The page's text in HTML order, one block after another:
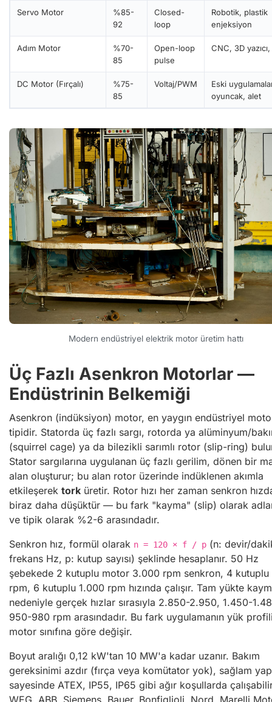
Servo Motor
%85-
92
Closed-
loop
Robotik, plastik
enjeksiyon
Adım Motor
%70-
85
Open-loop
pulse
CNC, 3D
DC Motor (Fırçalı)
%75-
85
Voltaj/PWM
Eski
oyuncak, alet
Modern endüstriyel elektrik motor üretim hattı
Üç Fazlı Asenkron Motorlar —
Endüstrinin Belkemiği
Asenkron (indüksiyon) motor, en yaygın endüstriyel
tipidir. Statorda üç fazlı sargı, rotorda ya alüminyum/
(squirrel cage) ya da bilezikli sarımlı rotor (slip-ring)
Stator sargılarına uygulanan üç fazlı gerilim, dönen bir
alan oluşturur; bu alan rotor üzerinde indüklenen akımla
etkileşerek tork üretir. Rotor hızı her zaman senkron
biraz daha düşüktür — bu fark "kayma" (slip) olarak
ve tipik olarak %2-6 arasındadır.
Senkron hız, formül olarak n = 120 × f / p (n: devir/
frekans Hz, p: kutup sayısı) şeklinde hesaplanır. 50 Hz
şebekede 2 kutuplu motor 3.000 rpm senkron, 4 kutuplu
rpm, 6 kutuplu 1.000 rpm hızında çalışır. Tam yükte
nedeniyle gerçek hızlar sırasıyla 2.850-2.950, 1.450-
950-980 rpm arasındadır. Bu fark uygulamanın yük
motor sınıfına göre değişir.
Boyut aralığı 0,12 kW'tan 10 MW'a kadar uzanır. Bakım
gereksinimi azdır (fırça veya komütator yok), sağlam
sayesinde ATEX, IP55, IP65 gibi ağır koşullarda